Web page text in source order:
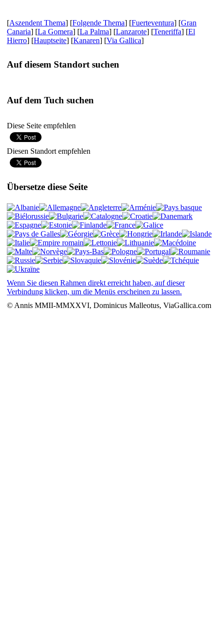
[Aszendent Thema] [Folgende Thema] [Fuerteventura] [Gran
Canaria] [La Gomera] [La Palma] [Lanzarote] [Teneriffa] [El
Hierro] [Hauptseite] [Kanaren] [Via Gallica]
Auf diesem Standort suchen
Auf dem Tuch suchen
Diese Seite empfehlen
Diesen Standort empfehlen
Übersetze diese Seite
Wenn Sie diesen Rahmen direkt erreicht haben, auf dieser
Verbindung klicken, um die Menüs erscheinen zu lassen.
© Annis MMII-MMXXVI, Dominicus Malleotus, ViaGallica.com